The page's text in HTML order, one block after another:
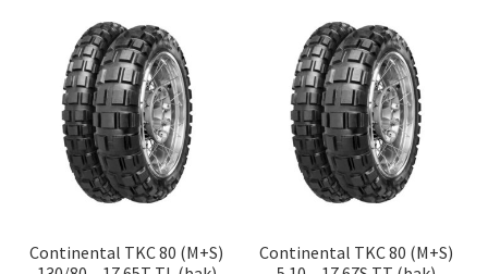
Continental TKC 80 (M+S)
Continental TKC 80 (M+S)